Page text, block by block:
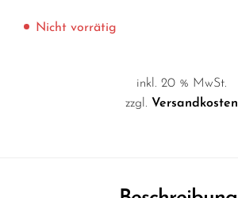
Nicht vorrätig
inkl. 20 % MwSt.
zzgl. Versandkosten